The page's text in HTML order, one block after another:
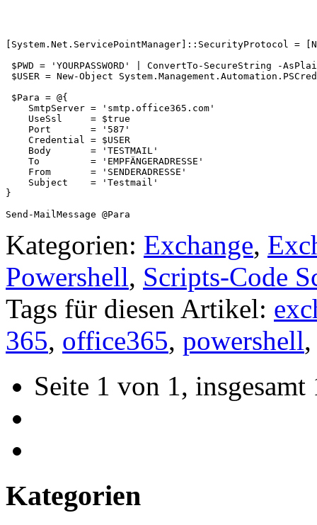
[System.Net.ServicePointManager]::SecurityProtocol =
$PWD = 'YOURPASSWORD' | ConvertTo-SecureString -
$USER = New-Object
$Para = @{
    SmtpServer = 'smtp.office365.com'
    UseSsl     = $true
    Port       = '587'
    Credential = $USER
    Body       = 'TESTMAIL'
    To         = 'EMPFÄNGERADRESSE'
    From       = 'SENDERADRESSE'
    Subject    = 'Testmail'
}
Send-MailMessage @Para
Kategorien: Exchange,
Powershell, Scripts-Code
Tags für diesen Artikel:
365, office365, powershell
Seite 1 von 1, insgesamt
Kategorien